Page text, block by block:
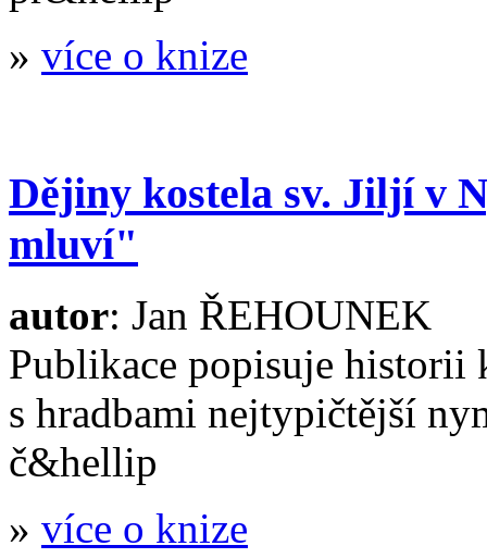
» více o knize
Dějiny kostela sv. Jiljí v
mluví"
autor: Jan ŘEHOUNEK
Publikace popisuje
s hradbami nejtypičtější
č&hellip
» více o knize